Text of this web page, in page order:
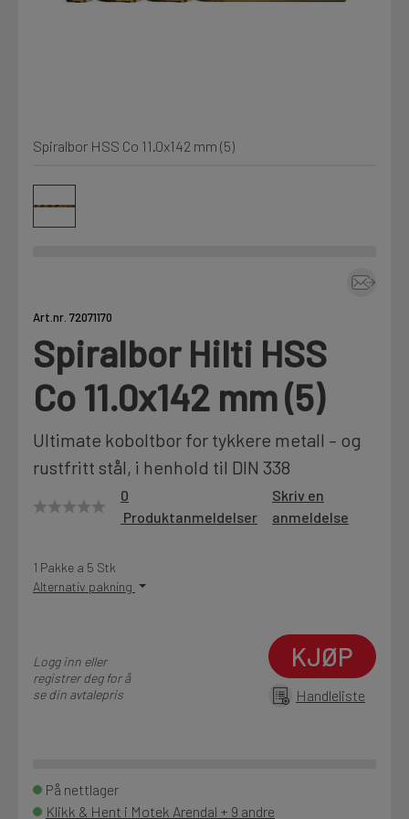
Annet
Fag
Motek
Finn butikk
Kampanjer
Produktnyheter
Siste nytt om dine favorittprodukter
Prislister
Firmainformasjon
LOGG UT
Spiralbor HSS Co 11.0x142 mm (5)
Art.nr. 72071170
Spiralbor Hilti HSS
Co 11.0x142 mm (5)
Ultimate koboltbor for tykkere metall – og
rustfritt stål, i henhold til DIN 338
0
Produktanmeldelser
Skriv en
anmeldelse
1 Pakke a 5 Stk
Alternativ pakning
Logg inn eller
registrer deg for å
se din avtalepris
KJØP
Handleliste
På nettlager
Klikk & Hent i Motek Arendal + 9 andre